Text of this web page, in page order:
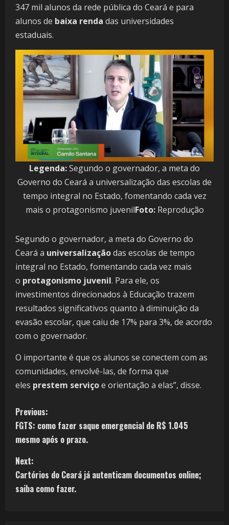
347 mil alunos da rede pública do Ceará e para
alunos de baixa renda das universidades
estaduais.
Legenda:Segundo o governador, a meta do
Governo do Ceará a universalização das escolas de
tempo integral no Estado, fomentando cada vez
mais o protagonismo juvenilFoto: Reprodução
Segundo o governador, a meta do Governo do
Ceará a universalizaçãodas escolas de tempo
integral no Estado, fomentando cada vez mais
o protagonismo juvenil. Para ele, os
investimentos direcionados à Educação trazem
resultados significativos quanto à diminuição da
evasão escolar, que caiu de 17% para 3%, de acordo
com o governador.
O importante é que os alunos se conectem com as
comunidades, envolvê-las, de forma que
eles prestem serviçoe orientação a elas”, disse.
Previous:
FGTS: como fazer saque emergencial de R$ 1.045
mesmo após o prazo.
Next:
Cartórios do Ceará já autenticam documentos online;
saiba como fazer.